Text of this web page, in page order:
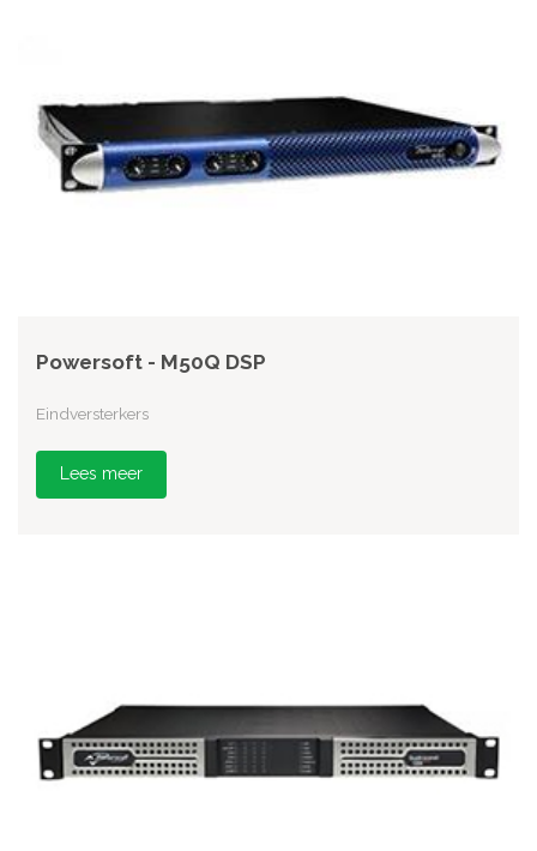
Powersoft - M50Q DSP
Eindversterkers
Lees meer